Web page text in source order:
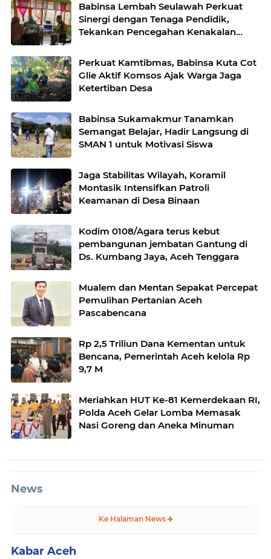
Babinsa Lembah Seulawah Perkuat
Sinergi dengan Tenaga Pendidik,
Tekankan Pencegahan Kenakalan
Perkuat Kamtibmas, Babinsa Kuta Cot
Glie Aktif Komsos Ajak Warga Jaga
Ketertiban Desa
Babinsa Sukamakmur Tanamkan
Semangat Belajar, Hadir Langsung di
SMAN 1 untuk Motivasi Siswa
Jaga Stabilitas Wilayah, Koramil
Montasik Intensifkan Patroli
Keamanan di Desa Binaan
Kodim 0108/Agara terus kebut
pembangunan jembatan Gantung di
Ds. Kumbang Jaya, Aceh Tenggara
Mualem dan Mentan Sepakat Percepat
Pemulihan Pertanian Aceh
Pascabencana
Rp 2,5 Triliun Dana Kementan untuk
Bencana, Pemerintah Aceh kelola Rp
9,7 M
Meriahkan HUT Ke-81 Kemerdekaan RI,
Polda Aceh Gelar Lomba Memasak
Nasi Goreng dan Aneka Minuman
News
Ke Halaman News
Kabar Aceh